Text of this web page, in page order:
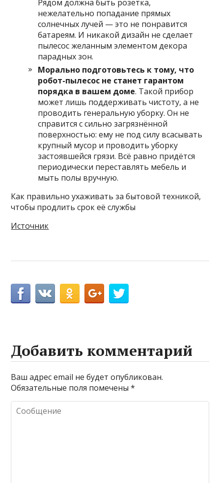
Рядом должна быть розетка,
нежелательно попадание прямых
солнечных лучей — это не понравится
батареям. И никакой дизайн не сделает
пылесос желанным элементом декора
парадных зон.
Морально подготовьтесь к тому, что
робот-пылесос не станет гарантом
порядка в вашем доме. Такой прибор
может лишь поддерживать чистоту, а не
проводить генеральную уборку. Он не
справится с сильно загрязнённой
поверхностью: ему не под силу всасывать
крупный мусор и проводить уборку
застоявшейся грязи. Всё равно придётся
периодически переставлять мебель и
мыть полы вручную.
Как правильно ухаживать за бытовой техникой,
чтобы продлить срок её службы
Источник
Добавить комментарий
Ваш адрес email не будет опубликован.
Обязательные поля помечены*